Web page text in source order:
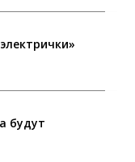
будут